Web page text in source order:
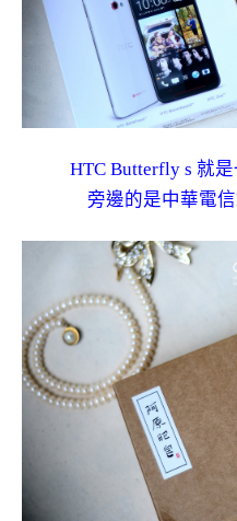
HTC Butterfly s 就
旁邊的是中華電